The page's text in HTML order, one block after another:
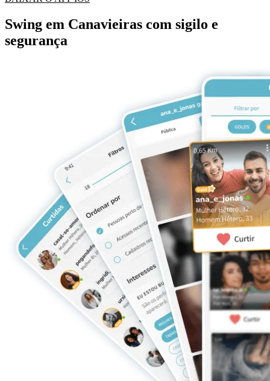
Swing em Canavieiras com sigilo e
segurança